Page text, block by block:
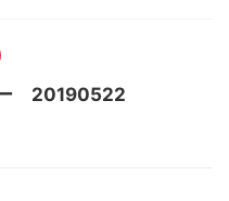
ー 20190522